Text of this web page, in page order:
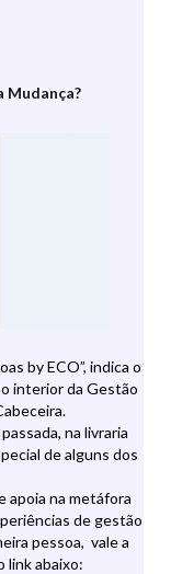
Mudança?
by ECO”, indica o
interior da Gestão
na livraria
de alguns dos
apoia na metáfora
de gestão
pessoa, vale a
link abaixo: